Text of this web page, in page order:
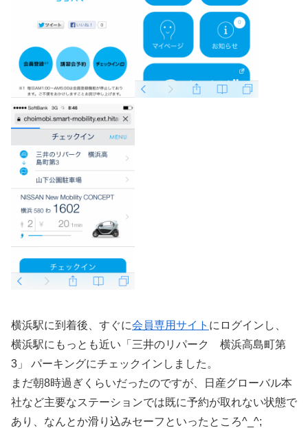
横浜駅に到着後、すぐに会員専用サイト にログインし、
横浜駅にもっとも近い「三井のリパーク 横浜高島町第
3」 パーキングにチェックインしました。
まだ朝8時過ぎくらいだったのですが、日産グローバル本
社など主要なステーションでは既に予約が取れない状態で
あり、なんとか滑り込みセーフといったところ^_^;